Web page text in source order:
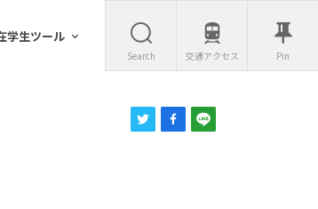
学生ツール
Search 交通アクセス Pin